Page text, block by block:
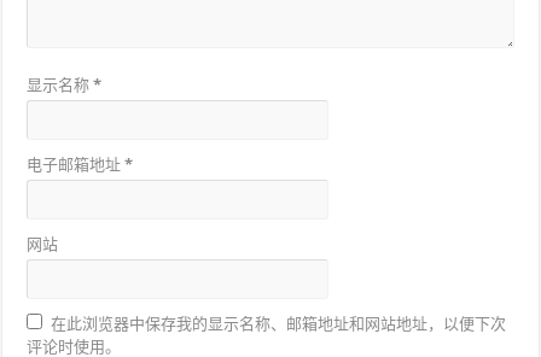
显示名称*
电子邮箱地址*
网站
在此浏览器中保存我的显示名称、邮箱地址和网站地址，以便下次
评论时使用。